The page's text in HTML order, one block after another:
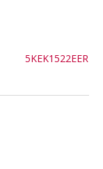
5KEK1522EER